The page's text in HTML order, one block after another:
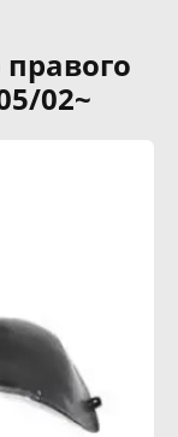
02~